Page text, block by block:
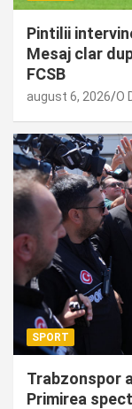
Pintilii
Mesaj clar
FCSB
august 6, 2026 O
SPORT
Trabzonspor
Primirea